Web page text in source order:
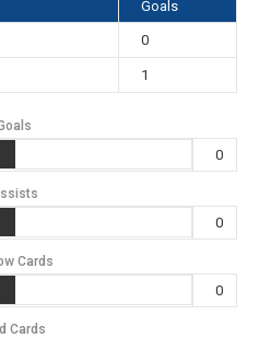
Goals
0
1
0
0
Cards
0
Cards